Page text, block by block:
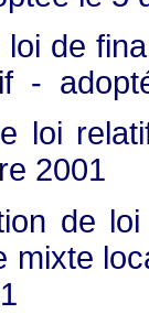
de
-
loi
2001
de loi
mixte